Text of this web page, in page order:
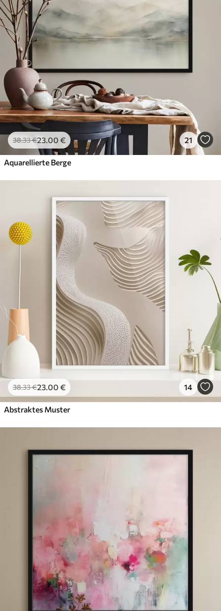
38.33€23.00 € 21
Aquarellierte Berge
38.33€23.00 € 14
Abstraktes Muster